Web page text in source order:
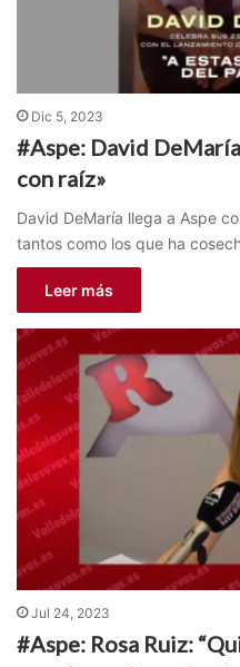
Dic 5, 2023
#Aspe: David
con raíz»
David DeMaría llega a Aspe
tantos como los que ha
Leer más
Jul 24, 2023
#Aspe: Rosa Ruiz: